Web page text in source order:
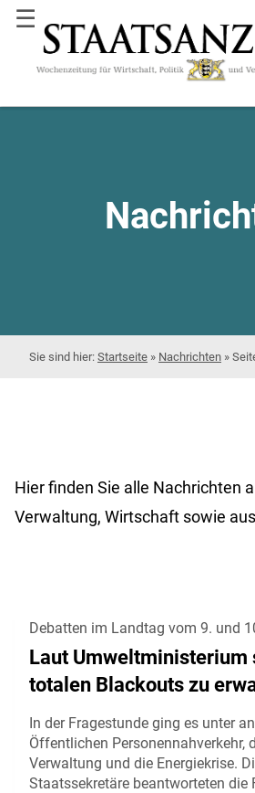
☰
Startseite » Nachrichten »
Hier finden Sie alle Nachrichten
Verwaltung, Wirtschaft sowie
Debatten im Landtag vom 9. und
Laut Umweltministerium
totalen Blackouts zu
In der Fragestunde ging es unter
Öffentlichen Personennahverkehr,
Verwaltung und die Energiekrise.
Staatssekretäre beantworteten die